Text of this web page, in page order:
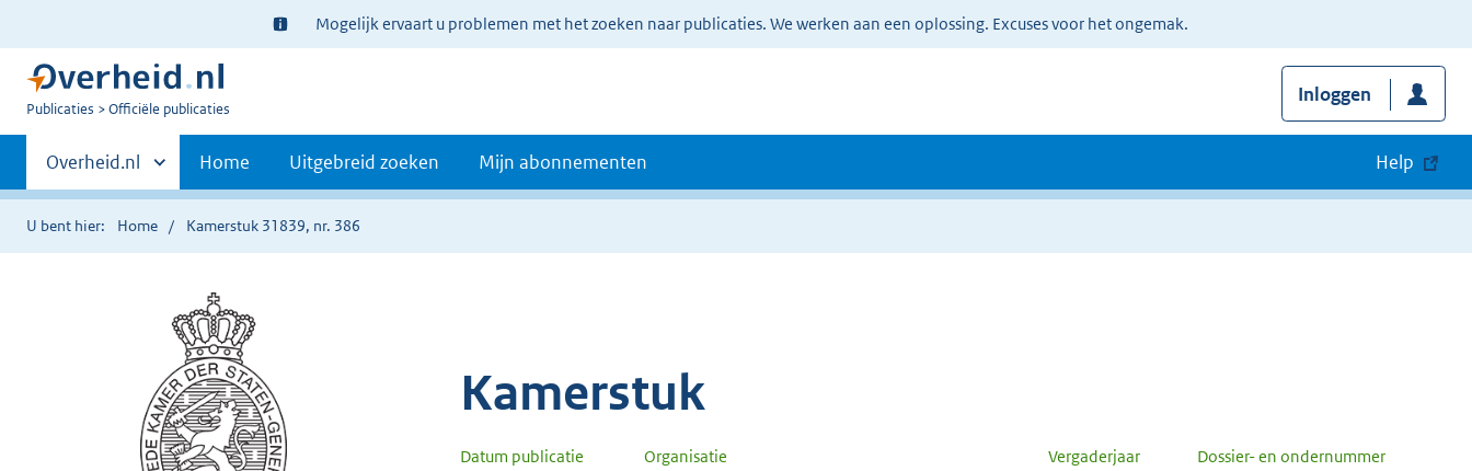
Ter
informatie:
Mogelijk ervaart u problemen met het zoeken naar publicaties. We werken aan een oplossing. Excuses voor het ongemak.
U
Publicaties Officiële publicaties
Inloggen
Primaire
navigatie
Andere
sites
binnen
Overheid.nl Home Uitgebreid zoeken Mijn abonnementen Help
U bent hier: Home Kamerstuk 31839, nr. 386
Kamerstuk
Datum publicatie Organisatie Vergaderjaar Dossier- en ondernummer